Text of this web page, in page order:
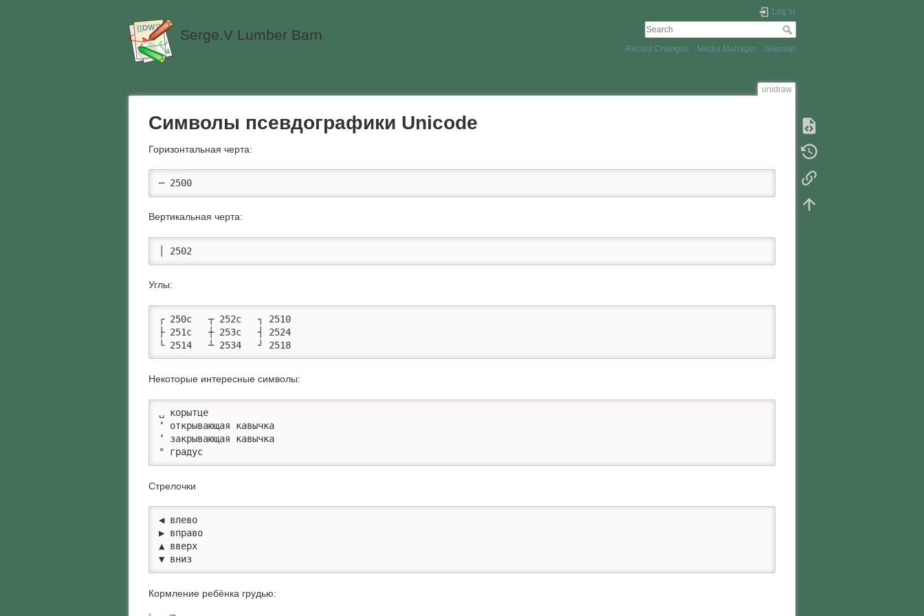
Serge.V Lumber Barn
Log In
Recent Changes Media Manager Sitemap
unidraw
Символы псевдографики Unicode
Горизонтальная черта:
─ 2500
Вертикальная черта:
│ 2502
Углы:
┌ 250c   ┬ 252c   ┐ 2510
├ 251c   ┼ 253c   ┤ 2524
└ 2514   ┴ 2534   ┘ 2518
Некоторые интересные символы:
␣ корытце
‘ открывающая кавычка
’ закрывающая кавычка
° градус
Стрелочки
◀ влево
▶ вправо
▲ вверх
▼ вниз
Кормление ребёнка грудью: